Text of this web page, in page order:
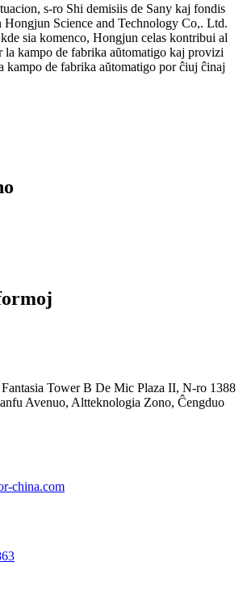
s-ro Shi demisiis de Sany kaj fondis
Hongjun Science and Technology Co,. Ltd.
sia komenco, Hongjun celas kontribui al
la kampo de fabrika aŭtomatigo kaj provizi
kampo de fabrika aŭtomatigo por ĉiuj ĉinaj
Tower B De Mic Plaza II, N-ro 1388
Avenuo, Altteknologia Zono, Ĉengduo
china.com